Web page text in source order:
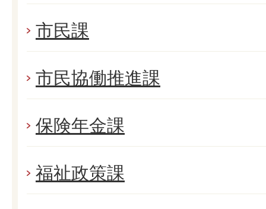
市民課
市民協働推進課
保険年金課
福祉政策課